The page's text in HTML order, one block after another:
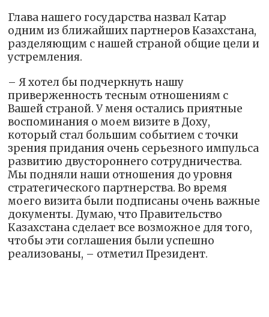
Глава нашего государства назвал Катар
одним из ближайших партнеров Казахстана,
разделяющим с нашей страной общие цели и
устремления.
– Я хотел бы подчеркнуть нашу
приверженность тесным отношениям с
Вашей страной. У меня остались приятные
воспоминания о моем визите в Доху,
который стал большим событием с точки
зрения придания очень серьезного импульса
развитию двустороннего сотрудничества.
Мы подняли наши отношения до уровня
стратегического партнерства. Во время
моего визита были подписаны очень важные
документы. Думаю, что Правительство
Казахстана сделает все возможное для того,
чтобы эти соглашения были успешно
реализованы, – отметил Президент.